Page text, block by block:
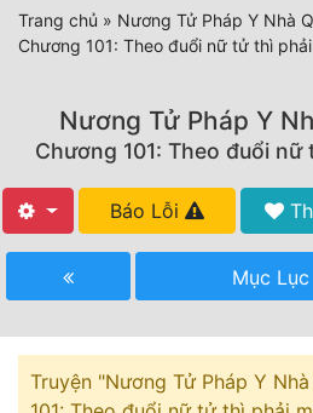
Nhật
(current)
Thể Loại
Tất Cả
Hoàn Thành
Free
Trang chủ » Nương Tử Pháp Y Nhà
Chương 101: Theo đuổi nữ tử thì
Nương Tử Pháp Y
Chương 101: Theo đuổi
Báo Lỗi
Mục Lục
Truyện "Nương Tử Pháp Y